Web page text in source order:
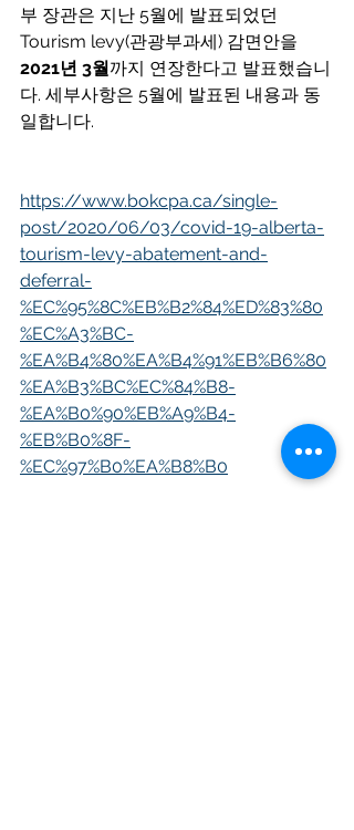
부 장관은 지난 5월에 발표되었던
Tourism levy(관광부과세) 감면안을
2021년 3월까지 연장한다고 발표했습니
다. 세부사항은 5월에 발표된 내용과 동
일합니다.
https://www.bokcpa.ca/single-
post/2020/06/03/covid-19-alberta-
tourism-levy-abatement-and-
deferral-
%EC%95%8C%EB%B2%84%ED%83%80
%EC%A3%BC-
%EA%B4%80%EA%B4%91%EB%B6%80
%EA%B3%BC%EC%84%B8-
%EA%B0%90%EB%A9%B4-
%EB%B0%8F-
%EC%97%B0%EA%B8%B0